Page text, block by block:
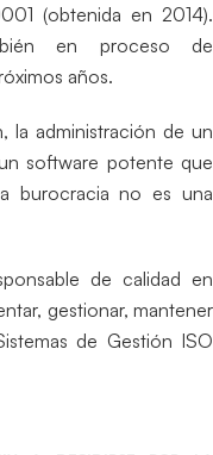
(obtenida en 2014).
en proceso de
años.
la administración de un
software potente que
burocracia no es una
de calidad en
gestionar, mantener
de Gestión ISO